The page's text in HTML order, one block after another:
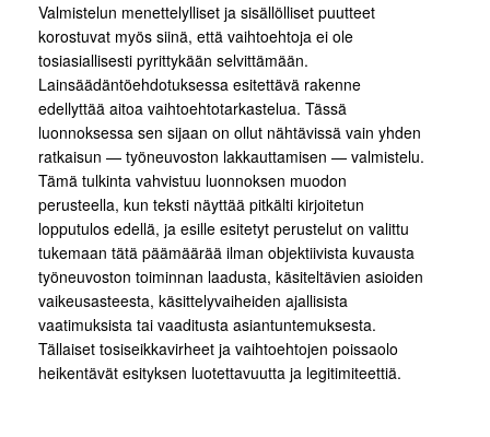
Valmistelun menettelylliset ja sisällölliset puutteet
korostuvat myös siinä, että vaihtoehtoja ei ole
tosiasiallisesti pyrittykään selvittämään.
Lainsäädäntöehdotuksessa esitettävä rakenne
edellyttää aitoa vaihtoehtotarkastelua. Tässä
luonnoksessa sen sijaan on ollut nähtävissä vain yhden
ratkaisun — työneuvoston lakkauttamisen — valmistelu.
Tämä tulkinta vahvistuu luonnoksen muodon
perusteella, kun teksti näyttää pitkälti kirjoitetun
lopputulos edellä, ja esille esitetyt perustelut on valittu
tukemaan tätä päämäärää ilman objektiivista kuvausta
työneuvoston toiminnan laadusta, käsiteltävien asioiden
vaikeusasteesta, käsittelyvaiheiden ajallisista
vaatimuksista tai vaaditusta asiantuntemuksesta.
Tällaiset tosiseikkavirheet ja vaihtoehtojen poissaolo
heikentävät esityksen luotettavuutta ja legitimiteettiä.